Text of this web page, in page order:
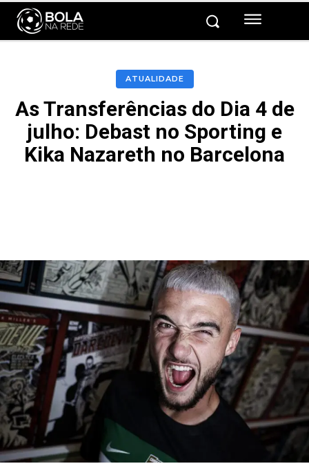
ATUALIDADE
As Transferências do Dia 4 de
julho: Debast no Sporting e
Kika Nazareth no Barcelona